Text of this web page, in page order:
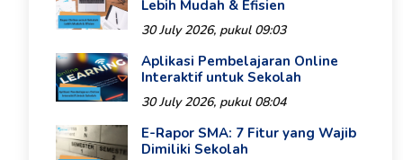
Lebih Mudah & Efisien
30 July 2026, pukul 09:03
Aplikasi Pembelajaran Online
Interaktif untuk Sekolah
30 July 2026, pukul 08:04
E-Rapor SMA: 7 Fitur yang Wajib
Dimiliki Sekolah